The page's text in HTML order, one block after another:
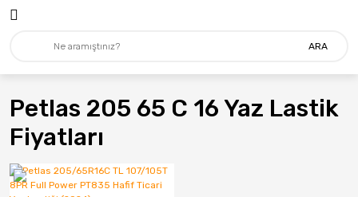
ARA
Petlas 205 65 C 16 Yaz Lastik
Fiyatları